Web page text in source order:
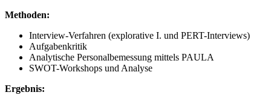
Methoden:
Interview-Verfahren (explorative I. und PERT-Interviews)
Aufgabenkritik
Analytische Personalbemessung mittels PAULA
SWOT-Workshops und Analyse
Ergebnis: